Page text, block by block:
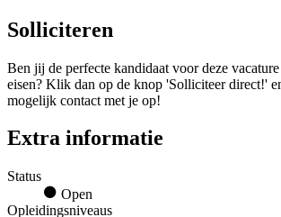
Solliciteren
Ben jij de perfecte kandidaat voor deze
eisen? Klik dan op de knop 'Solliciteer direct!'
mogelijk contact met je op!
Extra informatie
Status
Open
Opleidingsniveaus